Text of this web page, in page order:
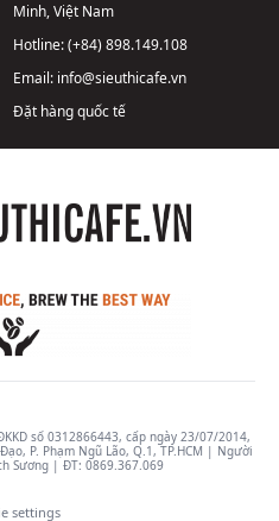
Minh, Việt Nam
Hotline:(+84) 898.149.108
Email: info@sieuthicafe.vn
Đặt hàng quốc tế
số 0312866443, cấp ngày 23/07/2014,
P. Phạm Ngũ Lão, Q.1, TP.HCM | Người
Sương | ĐT: 0869.367.069
settings